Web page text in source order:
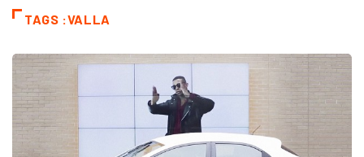
TAGS :VALLA